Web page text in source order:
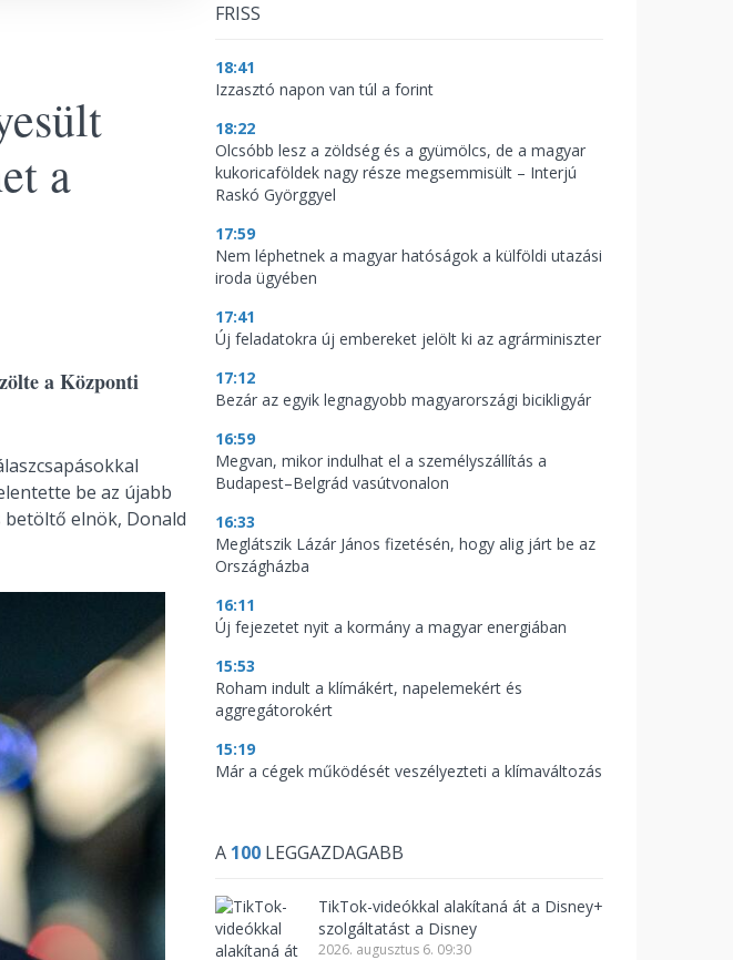
a
a Központi
be az újabb
betöltő elnök, Donald
FRISS
18:41
Izzasztó napon van túl a forint
18:22
Olcsóbb lesz a zöldség és a gyümölcs, de a magyar
kukoricaföldek nagy része megsemmisült – Interjú
Raskó Györggyel
17:59
Nem léphetnek a magyar hatóságok a külföldi utazási
iroda ügyében
17:41
Új feladatokra új embereket jelölt ki az agrárminiszter
17:12
Bezár az egyik legnagyobb magyarországi bicikligyár
16:59
Megvan, mikor indulhat el a személyszállítás a
Budapest–Belgrád vasútvonalon
16:33
Meglátszik Lázár János fizetésén, hogy alig járt be az
Országházba
16:11
Új fejezetet nyit a kormány a magyar energiában
15:53
Roham indult a klímákért, napelemekért és
aggregátorokért
15:19
Már a cégek működését veszélyezteti a klímaváltozás
A 100 LEGGAZDAGABB
TikTok-videókkal alakítaná át a Disney+
szolgáltatást a Disney
2026. augusztus 6. 09:30